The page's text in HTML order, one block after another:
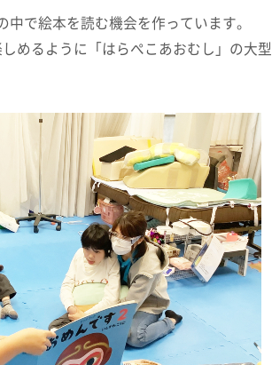
中で絵本を読む機会を作っています。
めるように「はらぺこあおむし」の大